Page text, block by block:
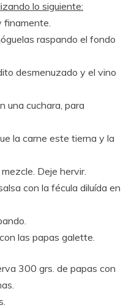
lo siguiente:
finamente.
raspando el fondo
desmenuzado y el vino
una cuchara, para
la carne este tierna y la
Deje hervir.
con la fécula diluída en
las papas galette.
300 grs. de papas con